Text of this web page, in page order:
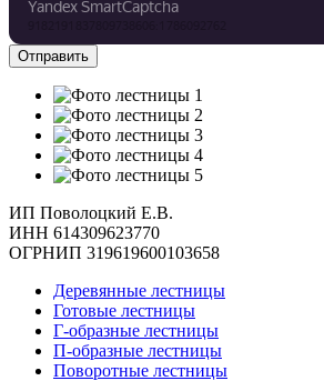
ИП Поволоцкий Е.В.
ИНН 614309623770
ОГРНИП 319619600103658
Деревянные лестницы
Готовые лестницы
Г-образные лестницы
П-образные лестницы
Поворотные лестницы